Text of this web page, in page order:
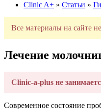
Clinic A+ » Статьи »
Все материалы на сайте
Лечение
Clinic-a-plus не
Современное состояние